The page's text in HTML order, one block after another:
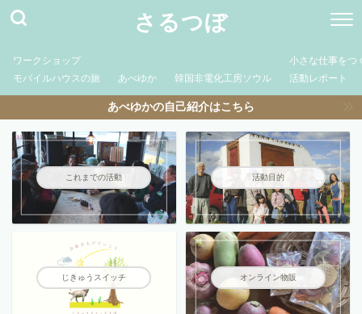
さるつぼ
ワークショップ
モバイルハウスの旅
あべゆか 韓国非電化工房ソウル
小さな仕事をつ
活動レポート
あべゆかの自己紹介はこちら
これまでの活動 活動目的
じきゅうスイッチ オンライン物販